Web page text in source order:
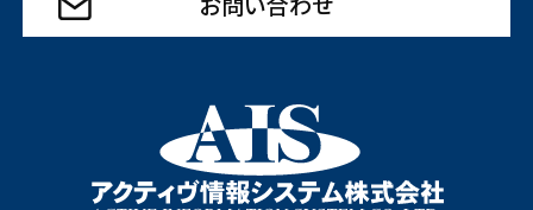
お問い合わせ